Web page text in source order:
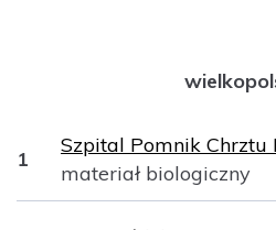
1
Szpital Pomnik Chrztu
materiał biologiczny